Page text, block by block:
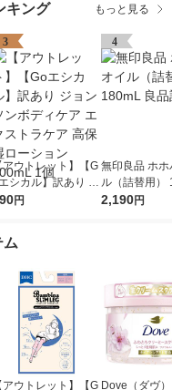
キング もっと見る
3
アウトレット】【G
シカル】訳あり ジ
ンソンボディケア
円
4
無印良品 ホホ
ル（詰替用）
良品計画
2,190円
ム
アウトレット】【G Dove（ダヴ